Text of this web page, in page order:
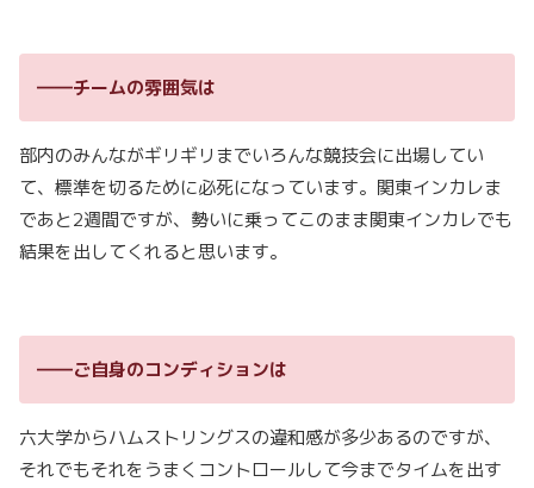
――チームの雰囲気は
部内のみんながギリギリまでいろんな競技会に出場してい
て、標準を切るために必死になっています。関東インカレま
であと2週間ですが、勢いに乗ってこのまま関東インカレでも
結果を出してくれると思います。
――ご自身のコンディションは
六大学からハムストリングスの違和感が多少あるのですが、
それでもそれをうまくコントロールして今までタイムを出す